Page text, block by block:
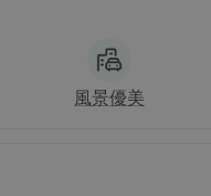
風景優美